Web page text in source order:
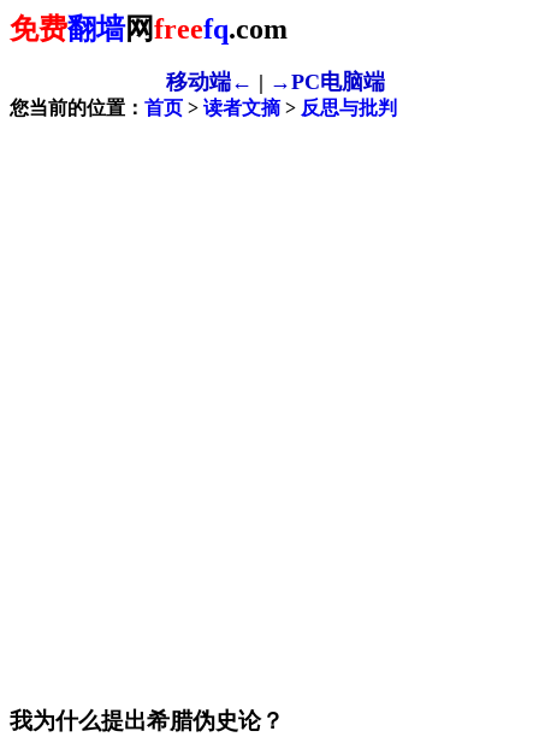
免费翻墙网freefq.com
移动端← | →PC电脑端
您当前的位置： 首页 > 读者文摘> 反思与批判
我为什么提出希腊伪史论？